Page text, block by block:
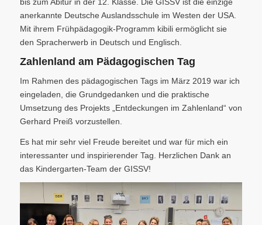
anerkannte Deutsche Auslandsschule im Westen der USA.
Mit ihrem Frühpädagogik-Programm kibili ermöglicht sie
den Spracherwerb in Deutsch und Englisch.
Zahlenland am Pädagogischen Tag
Im Rahmen des pädagogischen Tags im März 2019 war ich
eingeladen, die Grundgedanken und die praktische
Umsetzung des Projekts „Entdeckungen im Zahlenland“ von
Gerhard Preiß vorzustellen.
Es hat mir sehr viel Freude bereitet und war für mich ein
interessanter und inspirierender Tag. Herzlichen Dank an
das Kindergarten-Team der GISSV!